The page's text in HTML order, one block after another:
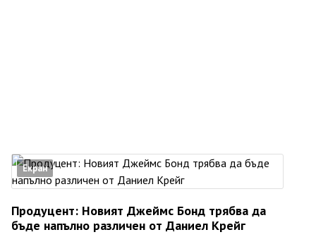
Екран
Продуцент: Новият Джеймс Бонд трябва да
бъде напълно различен от Даниел Крейг